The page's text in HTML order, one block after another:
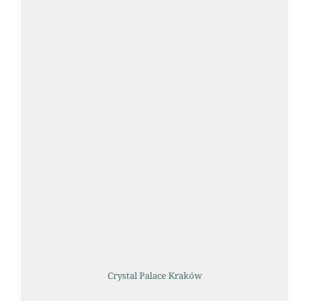
Crystal Palace Kraków